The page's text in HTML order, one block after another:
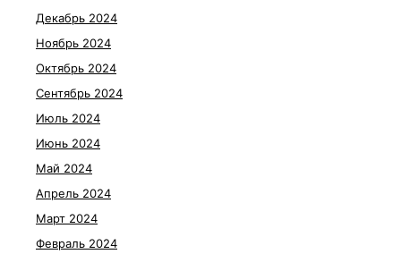
Декабрь 2024
Ноябрь 2024
Октябрь 2024
Сентябрь 2024
Июль 2024
Июнь 2024
Май 2024
Апрель 2024
Март 2024
Февраль 2024